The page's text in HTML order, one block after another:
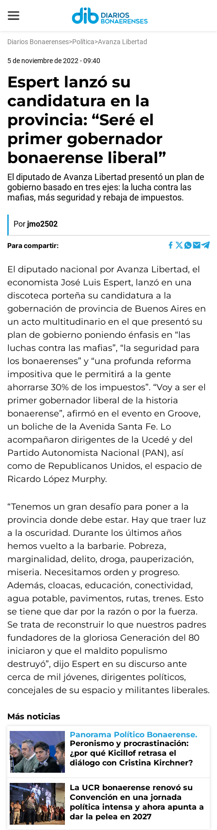
Diarios Bonaerenses>Política>Avanza Libertad
5 de noviembre de 2022 - 09:40
Espert lanzó su
candidatura en la
provincia: “Seré el
primer gobernador
bonaerense liberal”
El diputado de Avanza Libertad presentó un plan de
gobierno basado en tres ejes: la lucha contra las
mafias, más seguridad y rebaja de impuestos.
Por jmo2502
Para compartir:
El diputado nacional por Avanza Libertad, el
economista José Luis Espert, lanzó en una
discoteca porteña su candidatura a la
gobernación de provincia de Buenos Aires en
un acto multitudinario en el que presentó su
plan de gobierno poniendo énfasis en “las
luchas contra las mafias”, “la seguridad para
los bonaerenses” y “una profunda reforma
impositiva que le permitirá a la gente
ahorrarse 30% de los impuestos”. “Voy a ser el
primer gobernador liberal de la historia
bonaerense”, afirmó en el evento en Groove,
un boliche de la Avenida Santa Fe. Lo
acompañaron dirigentes de la Ucedé y del
Partido Autonomista Nacional (PAN), así
como de Republicanos Unidos, el espacio de
Ricardo López Murphy.
“Tenemos un gran desafío para poner a la
provincia donde debe estar. Hay que traer luz
a la oscuridad. Durante los últimos años
hemos vuelto a la barbarie. Pobreza,
marginalidad, delito, droga, pauperización,
miseria. Necesitamos orden y progreso.
Además, cloacas, educación, conectividad,
agua potable, pavimentos, rutas, trenes. Esto
se tiene que dar por la razón o por la fuerza.
Se trata de reconstruir lo que nuestros padres
fundadores de la gloriosa Generación del 80
iniciaron y que el maldito populismo
destruyó”, dijo Espert en su discurso ante
cerca de mil jóvenes, dirigentes políticos,
concejales de su espacio y militantes liberales.
Más noticias
Panorama Político Bonaerense
Peronismo y procrastinación:
¿por qué Kicillof retrasa el
diálogo con Cristina Kirchner?
La UCR bonaerense renovó su
Convención en una jornada
política intensa y ahora apunta a
dar la pelea en 2027